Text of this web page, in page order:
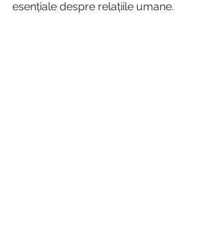
esențiale despre relațiile umane.